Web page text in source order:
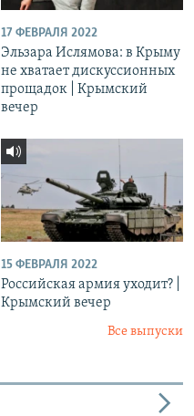
17 ФЕВРАЛЯ 2022
Эльзара Ислямова: в Крыму
не хватает дискуссионных
прощадок | Крымский
вечер
15 ФЕВРАЛЯ 2022
Российская армия уходит? |
Крымский вечер
Все выпуски